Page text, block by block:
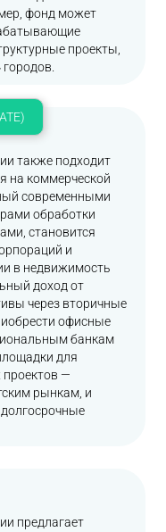
фонд может
проекты,
также подходит
на коммерческой
современными
обработки
становится
и
в недвижимость
доход от
через вторичные
офисные
банкам
для
проектов —
рынкам, и
предлагает